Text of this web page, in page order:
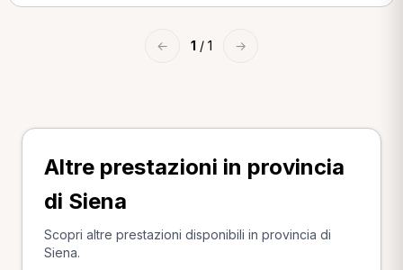
← 1 / 1 →
Altre prestazioni in provincia
di Siena
Scopri altre prestazioni disponibili in provincia di
Siena.